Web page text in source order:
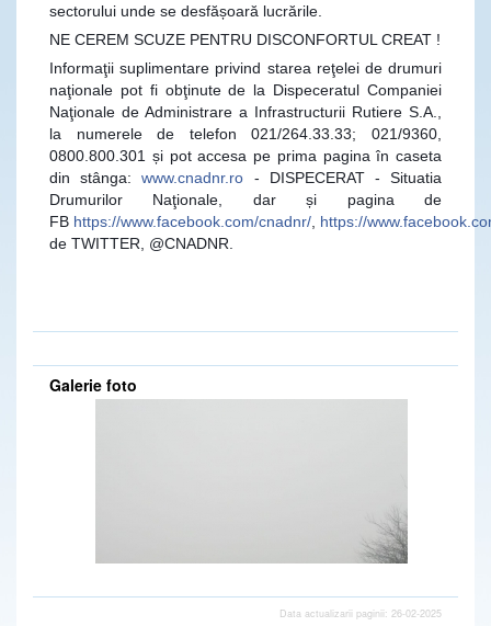
sectorului unde se desfășoară lucrările.
NE CEREM SCUZE PENTRU DISCONFORTUL CREAT !
Informaţii suplimentare privind starea reţelei de drumuri
naţionale pot fi obţinute de la Dispeceratul Companiei
Naţionale de Administrare a Infrastructurii Rutiere S.A.,
la numerele de telefon 021/264.33.33; 021/9360,
0800.800.301 și pot accesa pe prima pagina în caseta
din stânga:
www.cnadnr.ro
- DISPECERAT - Situatia
Drumurilor Naţionale, dar și pagina de
FB https://www.facebook.com/cnadnr/ https://
de TWITTER, @CNADNR.
Galerie foto
Data actualizarii paginii: 26-02-2025